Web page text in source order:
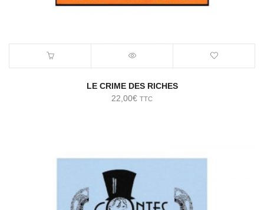
LE CRIME DES RICHES
22,00€ TTC